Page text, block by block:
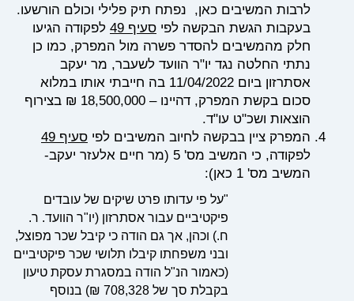
לרבות המשיבים כאן, נפתח תיק פלילי וכולם הורשעו.
בעקבות הגשת הבקשה לפי סעיף 49
לפקודה הגיעו
חלק מהמשיבים להסדר פשרה מול המפרק, כמו כן
נתתי החלטה נגד יו"ר הוועד לשעבר, מר יעקב
אסתרזון ביום 11/04/2022 בה חייבתי אותו במלוא
סכום בקשת המפרק, דהיינו – 18,500,000 ₪ בצירוף
הוצאות ושכ"ט עו"ד.
המפרק ציין בבקשה לחיוב המשיבים לפי סעיף 49
לפקודה, כי המשיב מס' 5 (מר חיים אלעזר יעקב-
המשיב מס' 1 כאן):
"על פי עדותו פרט שיקים של עובדים
פיקטיביים עבור אסתרזון (יו"ר הוועד. ר.
ח.) וכהן, אך גם הודה כי קיבל שכר מפוצל,
ובני משפחתו קיבלו תלושי שכר פיקטיביים
(כאמור הנ"ל הודה במסגרת עסקת טיעון
בקבלת סך של 708,328 ₪) בנוסף